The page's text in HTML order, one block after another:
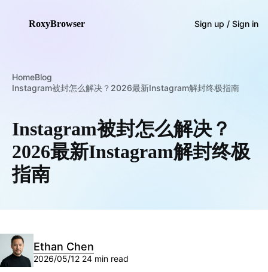
RoxyBrowser Sign up / Sign in
HomeBlog
Instagram被封怎么解决？2026最新Instagram解封终极指南
Instagram被封怎么解决？
2026最新Instagram解封终极
指南
Ethan Chen
2026/05/12 24 min read